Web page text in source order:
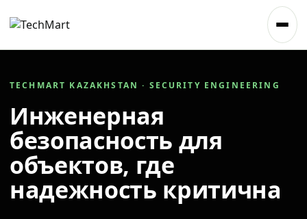
TECHMART KAZAKHSTAN · SECURITY ENGINEERING
Инженерная
безопасность для
объектов, где
надежность критична